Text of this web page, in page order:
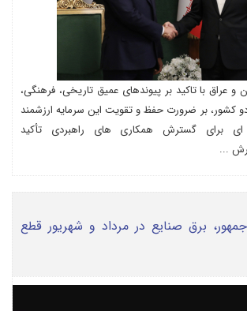
و عراق با تاکید بر پیوندهای عمیق تاریخی، فرهنگی،
کشور، بر ضرورت حفظ و تقویت این سرمایه ارزشمند
ای برای گسترش همکاری های راهبردی تأکید
...
برق صنایع در مرداد و شهریور قطع